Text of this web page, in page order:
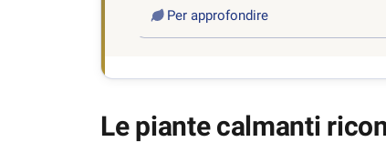
Per approfondire
Le piante calmanti